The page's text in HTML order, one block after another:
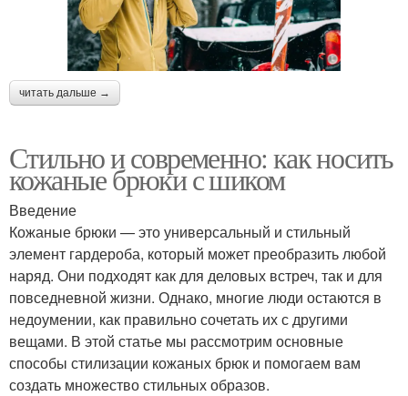
читать дальше →
Стильно и современно: как носить
кожаные брюки с шиком
Введение
Кожаные брюки — это универсальный и стильный
элемент гардероба, который может преобразить любой
наряд. Они подходят как для деловых встреч, так и для
повседневной жизни. Однако, многие люди остаются в
недоумении, как правильно сочетать их с другими
вещами. В этой статье мы рассмотрим основные
способы стилизации кожаных брюк и помогаем вам
создать множество стильных образов.